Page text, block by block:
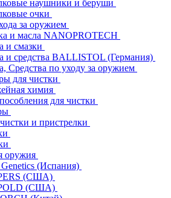
наушники и беруши
очки
за оружием
и масла NANOPROTECH
и смазки
и средства BALLISTOL (Германия)
Средства по уходу за оружием
для чистки
химия
для чистки
и пристрелки
оружия
(Испания)
(США)
(США)